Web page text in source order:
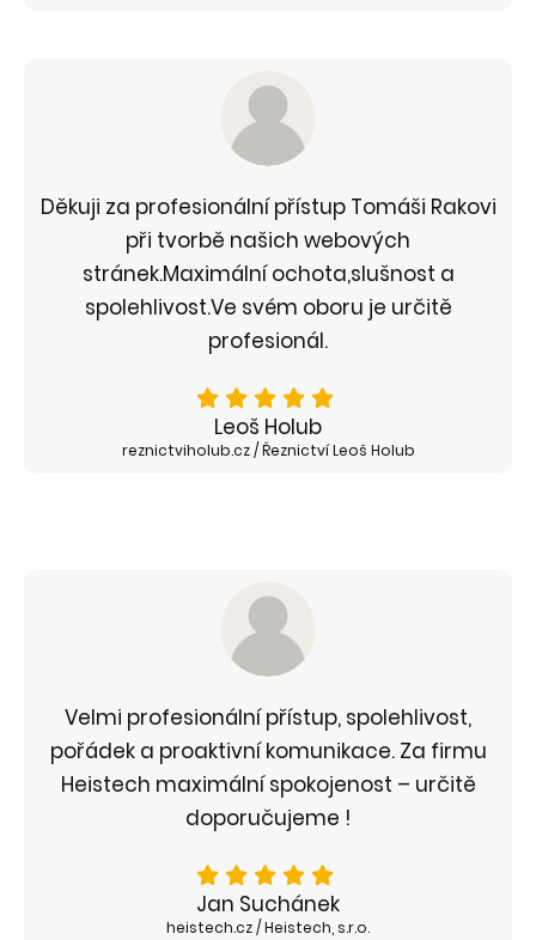
Děkuji za profesionální přístup Tomáši Rakovi
při tvorbě našich webových
stránek.Maximální ochota,slušnost a
spolehlivost.Ve svém oboru je určitě
profesionál.
Leoš Holub
reznictviholub.cz / Řeznictví Leoš Holub
Velmi profesionální přístup, spolehlivost,
pořádek a proaktivní komunikace. Za firmu
Heistech maximální spokojenost – určitě
doporučujeme !
Jan Suchánek
heistech.cz / Heistech, s.r.o.